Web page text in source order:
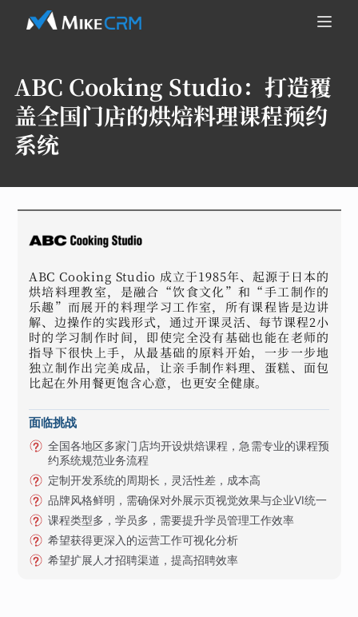
ABC Cooking Studio： 打造覆
盖全国门店的烘焙料理课程预约
系统
ABC Cooking Studio 成立于1985年、起源于日本的
烘培料理教室，是融合“饮食文化”和“手工制作的
乐趣”而展开的料理学习工作室，所有课程皆是边讲
解、边操作的实践形式，通过开课灵活、每节课程2小
时的学习制作时间，即使完全没有基础也能在老师的
指导下很快上手，从最基础的原料开始，一步一步地
独立制作出完美成品，让亲手制作料理、蛋糕、面包
比起在外用餐更饱含心意，也更安全健康。
面临挑战
全国各地区多家门店均开设烘焙课程，急需专业的课程预
约系统规范业务流程
定制开发系统的周期长，灵活性差，成本高
品牌风格鲜明，需确保对外展示页视觉效果与企业VI统一
课程类型多，学员多，需要提升学员管理工作效率
希望获得更深入的运营工作可视化分析
希望扩展人才招聘渠道，提高招聘效率